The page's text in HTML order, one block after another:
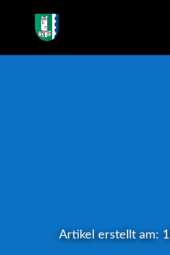
Artikel erstellt am: